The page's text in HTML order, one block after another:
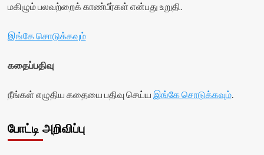
மகிழும் பலவற்றைக் காண்பீர்கள் என்பது உறுதி.
இங்கே சொடுக்கவும்
கதைப்பதிவு
நீங்கள் எழுதிய கதையை பதிவு செய்ய இங்கே சொடுக்கவும்.
போட்டி அறிவிப்பு